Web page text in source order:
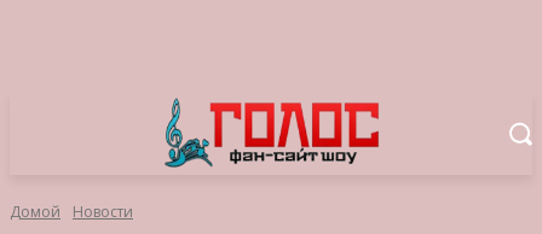
Домой Новости